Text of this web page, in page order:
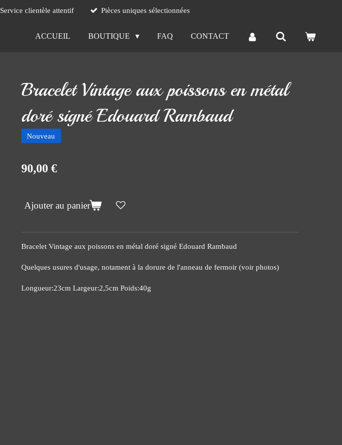
Service clientèle attentif Pièces uniques sélectionnées
ACCUEIL BOUTIQUE FAQ CONTACT
Bracelet Vintage aux poissons en métal
doré signé Edouard Rambaud
Nouveau
90,00 €
Ajouter au panier
Bracelet Vintage aux poissons en métal doré signé Edouard Rambaud
Quelques usures d'usage, notament à la dorure de l'anneau de fermoir (voir photos)
Longueur:23cm Largeur:2,5cm Poids:40g